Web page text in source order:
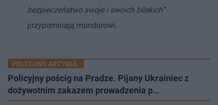
bezpieczeństwo swoje i swoich bliskich”-
przypominają mundurowi.
POLECANY ARTYKUŁ:
Policyjny pościg na Pradze. Pijany Ukrainiec z
dożywotnim zakazem prowadzenia p…